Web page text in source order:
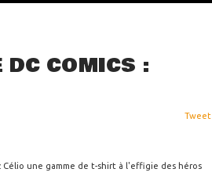
DC COMICS :
Tweet
une gamme de t-shirt à l'effigie des héros